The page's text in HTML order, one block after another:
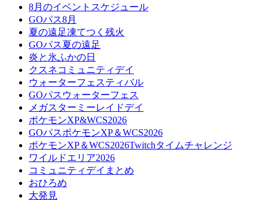
8月のイベントスケジュール
GOパス8月
夏の遠足凍てつく残火
GOパス夏の遠足
炎と氷ふかの日
クスネコミュニティデイ
ウォーターフェスティバル
GOパスウォーターフェス
メガスターミーレイドデイ
ポケモンXP&WCS2026
GOパスポケモンXP＆WCS2026
ポケモンXP＆WCS2026Twitchタイムチャレンジ
ワイルドエリア2026
コミュニティデイまとめ
おひろめ
大発見